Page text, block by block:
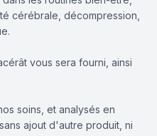
cérébrale, décompression,
vous sera fourni, ainsi
soins, et analysés en
ajout d'autre produit, ni